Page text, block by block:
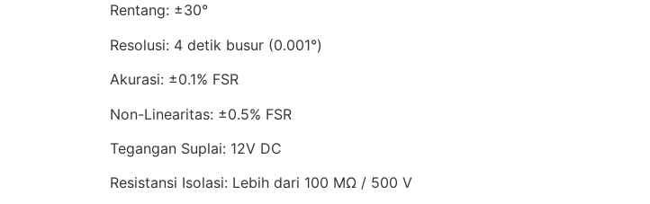
Rentang: ±30°
Resolusi: 4 detik busur (0.001°)
Akurasi: ±0.1% FSR
Non-Linearitas: ±0.5% FSR
Tegangan Suplai: 12V DC
Resistansi Isolasi: Lebih dari 100 MΩ / 500 V